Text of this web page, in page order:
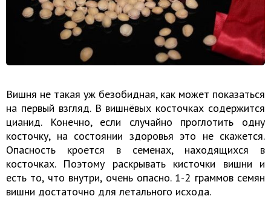
Вишня не такая уж безобидная, как может показаться
на первый взгляд. В вишнёвых косточках содержится
цианид. Конечно, если случайно проглотить одну
косточку, на состоянии здоровья это не скажется.
Опасность кроется в семенах, находящихся в
косточках. Поэтому раскрывать кисточки вишни и
есть то, что внутри, очень опасно. 1-2 граммов семян
вишни достаточно для летального исхода.